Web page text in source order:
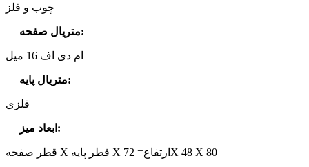
چوب و فلز
متریال صفحه:
ام دی اف 16 میل
متریال پایه:
فلزی
ابعاد میز :
قطر صفحه X قطر پایه X ارتفاع= 72X 48 X 80